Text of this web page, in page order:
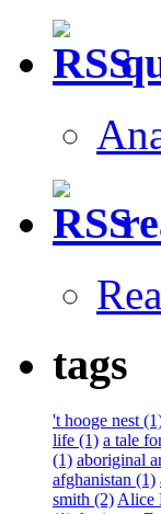
tags
't hooge nest
life (1) a tale
(1) aboriginal
afghanistan (1)
smith (2) Alice